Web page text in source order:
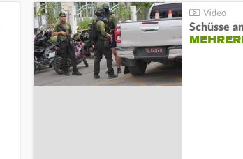
Schüsse